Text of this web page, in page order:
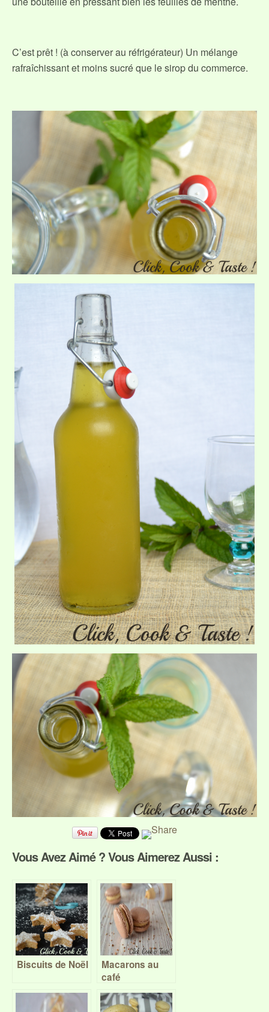
C’est prêt ! (à conserver au réfrigérateur) Un mélange
rafraîchissant et moins sucré que le sirop du commerce.
Vous Avez Aimé ? Vous Aimerez Aussi :
Biscuits de Noël
Macarons au
café